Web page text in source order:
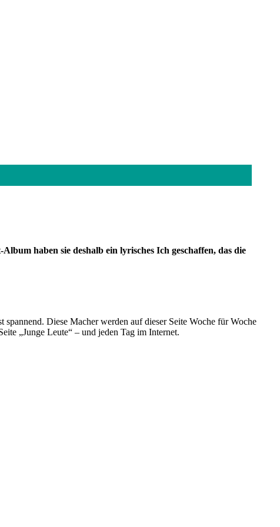
haben sie deshalb ein lyrisches Ich geschaffen, das die
Diese Macher werden auf dieser Seite Woche für Woche
„Junge Leute“ – und jeden Tag im Internet.